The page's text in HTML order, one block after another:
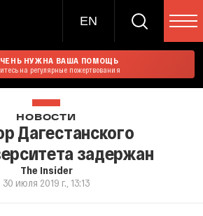
EN
НУЖНА ВАША ПОМОЩЬ
на регулярные пожертвования
НОВОСТИ
Дагестанского
задержан
The Insider
30 июля 2019 г., 13:13